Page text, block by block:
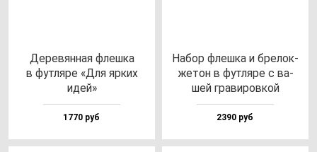
Дере­вян­ная флеш­ка
в фут­ля­ре «Для яр­ких
идей»
1770 руб
Набор флеш­ка и бре­лок-
же­тон в фут­ля­ре с ва­
шей гра­ви­ров­кой
2390 руб